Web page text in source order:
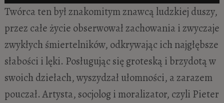
plików
dźwiękowych
Twórca ten był znakomitym znawcą ludzkiej duszy,
przez całe życie obserwował zachowania i zwyczaje
zwykłych śmiertelników, odkrywając ich najgłębsze
słabości i lęki. Posługując się groteską i brzydotą w
swoich dziełach, wyszydzał ułomności, a zarazem
pouczał. Artysta, socjolog i moralizator, czyli Pieter